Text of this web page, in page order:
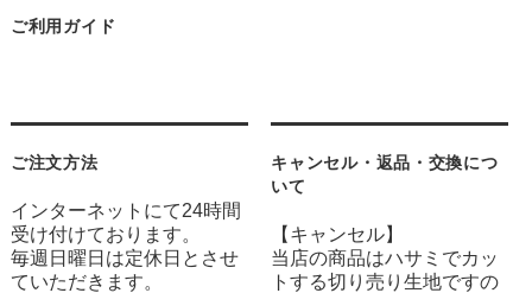
ご利用ガイド
ご注文方法
インターネットにて24時間
受け付けております。
毎週日曜日は定休日とさせ
ていただきます。
キャンセル・返品・交換につ
いて
【キャンセル】
当店の商品はハサミでカッ
トする切り売り生地ですの